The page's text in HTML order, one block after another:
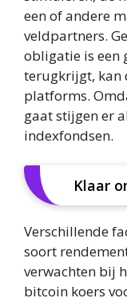
een of andere
veldpartners.
obligatie is een
terugkrijgt, kan
platforms.
gaat stijgen er
indexfondsen.
Klaar
Verschillende
soort
verwachten bij
bitcoin koers